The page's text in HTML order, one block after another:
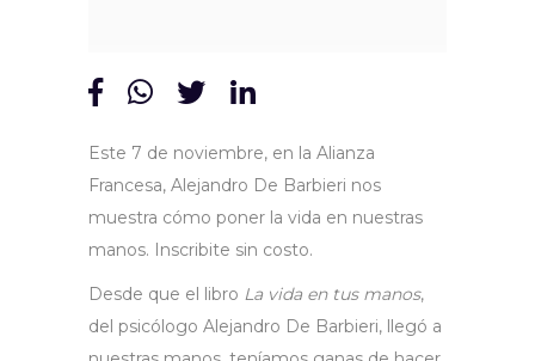
Este 7 de noviembre, en la Alianza
Francesa, Alejandro De Barbieri nos
muestra cómo poner la vida en nuestras
manos. Inscribite sin costo.
Desde que el libro La vida en tus manos,
del psicólogo Alejandro De Barbieri, llegó a